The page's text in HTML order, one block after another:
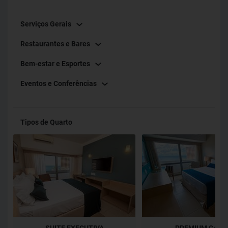
Serviços Gerais
Restaurantes e Bares
Bem-estar e Esportes
Eventos e Conferências
Tipos de Quarto